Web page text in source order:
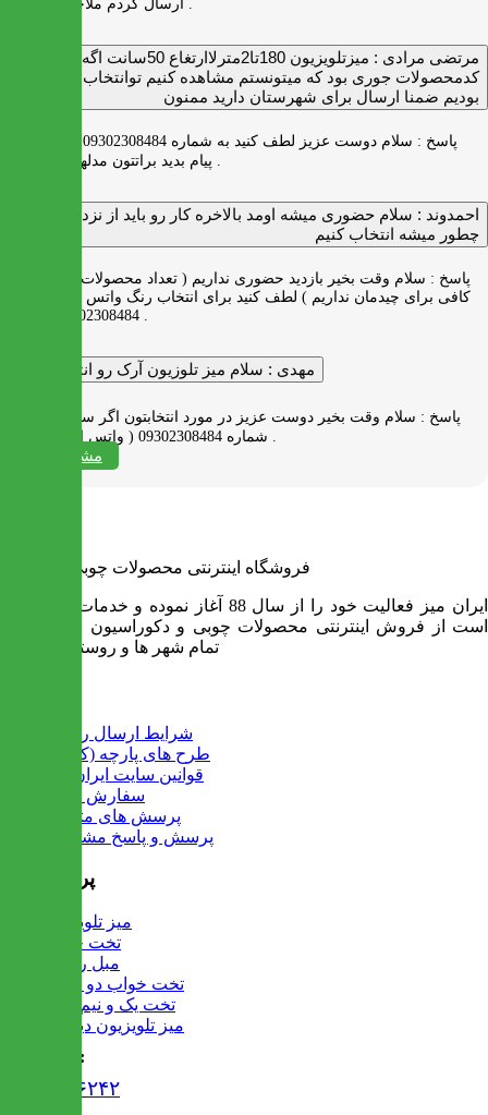
ارسال کردم ملاحظه بفرمایید .
مرتضی مرادی :
میزتلویزیون 180تا2مترلاارتغاع 50سانت اگه
کدمحصولات جوری بود که میتونستم مشاهده کنیم توانتخاب راحت‌تر
بودیم ضمنا ارسال برای شهرستان دارید ممنون
پاسخ :
احمدوند : سلام حضوری میشه اومد بالاخره کار رو باید از نزدیک دید
چطور میشه انتخاب کنیم
پاسخ : سلام وقت بخیر بازدید حضوری نداریم ( تعداد محصولات زیاد و فضای
کافی برای چیدمان نداریم ) لطف کنید برای انتخاب رنگ واتس اپ به شماره
09302308484 پیام بدید .
مهدی : سلام میز تلوزیون آرک رو انتخاب کردم
پاسخ : سلام وقت بخیر دوست عزیز در مورد انتخابتون اگر سوالی دارید به
شماره 09302308484 ( واتس اپ ) پیام بدید .
مشاهده همه
فروشگاه اینترنتی محصولات چوبی ایران میز
ایران میز فعالیت خود را از سال 88 آغاز نموده و خدمات آن عبارت
است از فروش اینترنتی محصولات چوبی و دکوراسیون و ارسال به
تمام شهر ها و روستاهای کشور
شرایط ارسال رایگان
طرح های پارچه (کالیته)
قوانین سایت ایران میز
سفارش عمده
پرسش های متداول
پرسش و پاسخ مشتریان
پرفروش ها
میز تلویزیون
تخت خواب
مبل راحتی
تخت خواب دو طبقه
تخت یک و نیم نفره
میز تلویزیون دیواری
تماس با ما :
۰۲۱۹۱۳۰۶۲۴۲